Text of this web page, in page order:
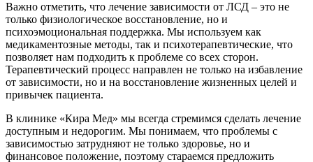
Важно отметить, что лечение зависимости от ЛСД – это не
только физиологическое восстановление, но и
психоэмоциональная поддержка. Мы используем как
медикаментозные методы, так и психотерапевтические, что
позволяет нам подходить к проблеме со всех сторон.
Терапевтический процесс направлен не только на избавление
от зависимости, но и на восстановление жизненных целей и
привычек пациента.
В клинике «Кира Мед» мы всегда стремимся сделать лечение
доступным и недорогим. Мы понимаем, что проблемы с
зависимостью затрудняют не только здоровье, но и
финансовое положение, поэтому стараемся предложить